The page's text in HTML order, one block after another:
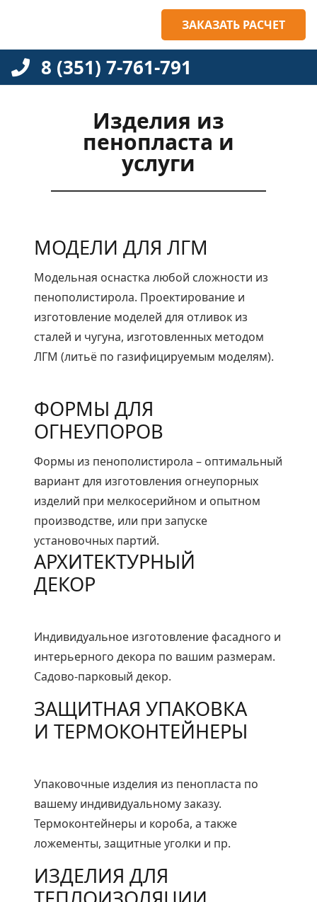
ЗАКАЗАТЬ РАСЧЕТ
8 (351) 7-761-791
Изделия из
пенопласта и
услуги
МОДЕЛИ ДЛЯ ЛГМ
Модельная оснастка любой сложности из
пенополистирола. Проектирование и
изготовление моделей для отливок из
сталей и чугуна, изготовленных методом
ЛГМ (литьё по газифицируемым моделям).
ФОРМЫ ДЛЯ
ОГНЕУПОРОВ
Формы из пенополистирола – оптимальный
вариант для изготовления огнеупорных
изделий при мелкосерийном и опытном
производстве, или при запуске
установочных партий.
АРХИТЕКТУРНЫЙ
ДЕКОР
Индивидуальное изготовление фасадного и
интерьерного декора по вашим размерам.
Садово-парковый декор.
ЗАЩИТНАЯ УПАКОВКА
И ТЕРМОКОНТЕЙНЕРЫ
Упаковочные изделия из пенопласта по
вашему индивидуальному заказу.
Термоконтейнеры и короба, а также
ложементы, защитные уголки и пр.
ИЗДЕЛИЯ ДЛЯ